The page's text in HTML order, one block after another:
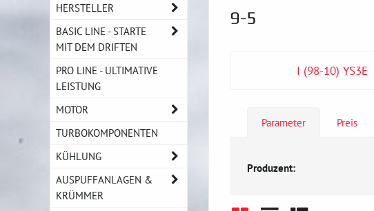
9-5
I (98-10) YS3E
Parameter Preis
Produzent:
HERSTELLER
BASIC LINE - STARTE
MIT DEM DRIFTEN
PRO LINE - ULTIMATIVE
LEISTUNG
MOTOR
TURBOKOMPONENTEN
KÜHLUNG
AUSPUFFANLAGEN &
KRÜMMER